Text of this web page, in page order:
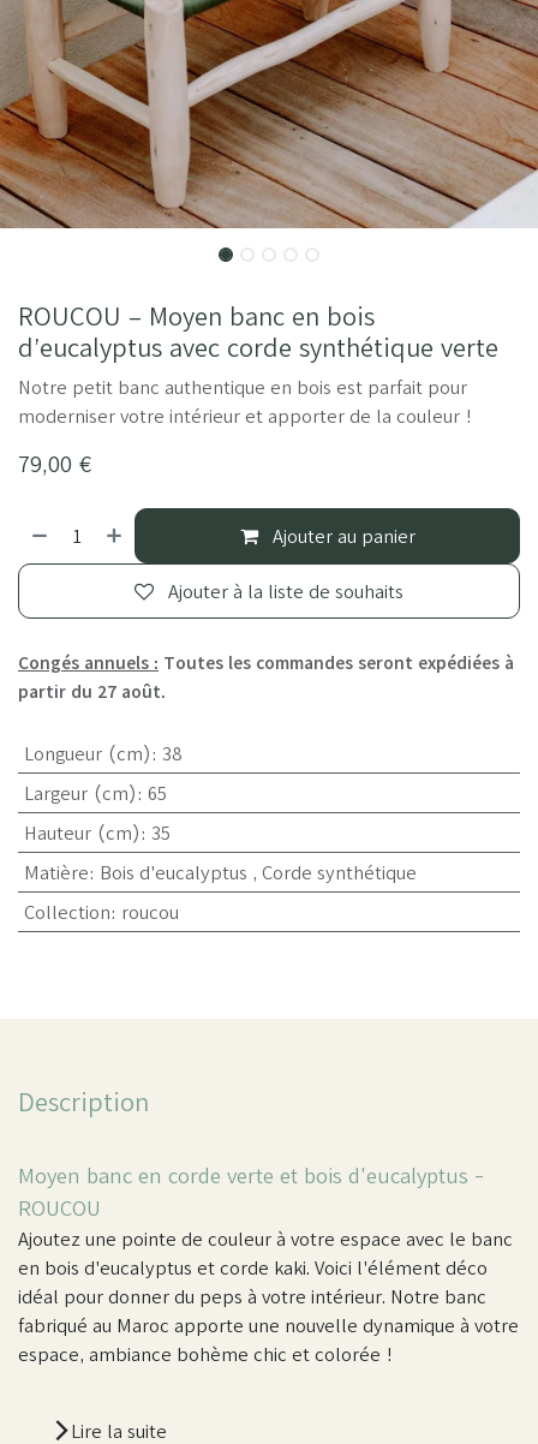
ROUCOU – Moyen banc en bois
d’eucalyptus avec corde synthétique verte
Notre petit banc authentique en bois est parfait pour
moderniser votre intérieur et apporter de la couleur !
79,00 €
Ajouter au panier
Ajouter à la liste de souhaits
Congés annuels : Toutes les commandes seront expédiées à
partir du 27 août.
Longueur (cm): 38
Largeur (cm): 65
Hauteur (cm): 35
Matière: Bois d'eucalyptus , Corde synthétique
Collection: roucou
Description
Moyen banc en corde verte et bois d'eucalyptus -
ROUCOU
Ajoutez une pointe de couleur à votre espace avec le banc
en bois d'eucalyptus et corde kaki. Voici l'élément déco
idéal pour donner du peps à votre intérieur. Notre banc
fabriqué au Maroc apporte une nouvelle dynamique à votre
espace, ambiance bohème chic et colorée !
Lire la suite